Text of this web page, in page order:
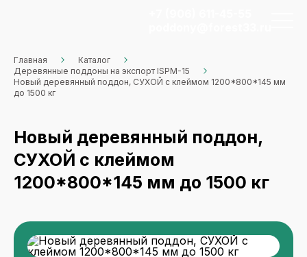
Главная
Каталог
Деревянные поддоны на экспорт ISPM-15
Новый деревянный поддон, СУХОЙ с клеймом 1200*800*145 мм
до 1500 кг
Новый деревянный поддон,
СУХОЙ с клеймом
1200*800*145 мм до 1500 кг